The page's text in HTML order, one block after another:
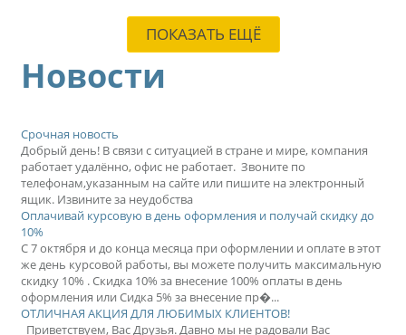
ПОКАЗАТЬ ЕЩЁ
Новости
Срочная новость
Добрый день! В связи с ситуацией в стране и мире, компания
работает удалённо, офис не работает. Звоните по
телефонам,указанным на сайте или пишите на электронный
ящик. Извините за неудобства
Оплачивай курсовую в день оформления и получай скидку до
10%
С 7 октября и до конца месяца при оформлении и оплате в этот
же день курсовой работы, вы можете получить максимальную
скидку 10% . Скидка 10% за внесение 100% оплаты в день
оформления или Сидка 5% за внесение пр�...
ОТЛИЧНАЯ АКЦИЯ ДЛЯ ЛЮБИМЫХ КЛИЕНТОВ!
Приветствуем, Вас Друзья. Давно мы не радовали Вас